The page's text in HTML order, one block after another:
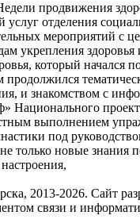
продвижения
услуг отделения
мероприятий с
укрепления
который начался
продолжился
и знакомством с
Национального
выполнением
под
только новые
2013-2026. Сайт
связи и